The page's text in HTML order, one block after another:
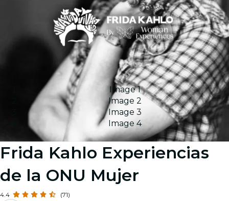
Image 1
Image 2
Image 3
Image 4
Frida Kahlo Experiencias
de la ONU Mujer
4.4 (71)